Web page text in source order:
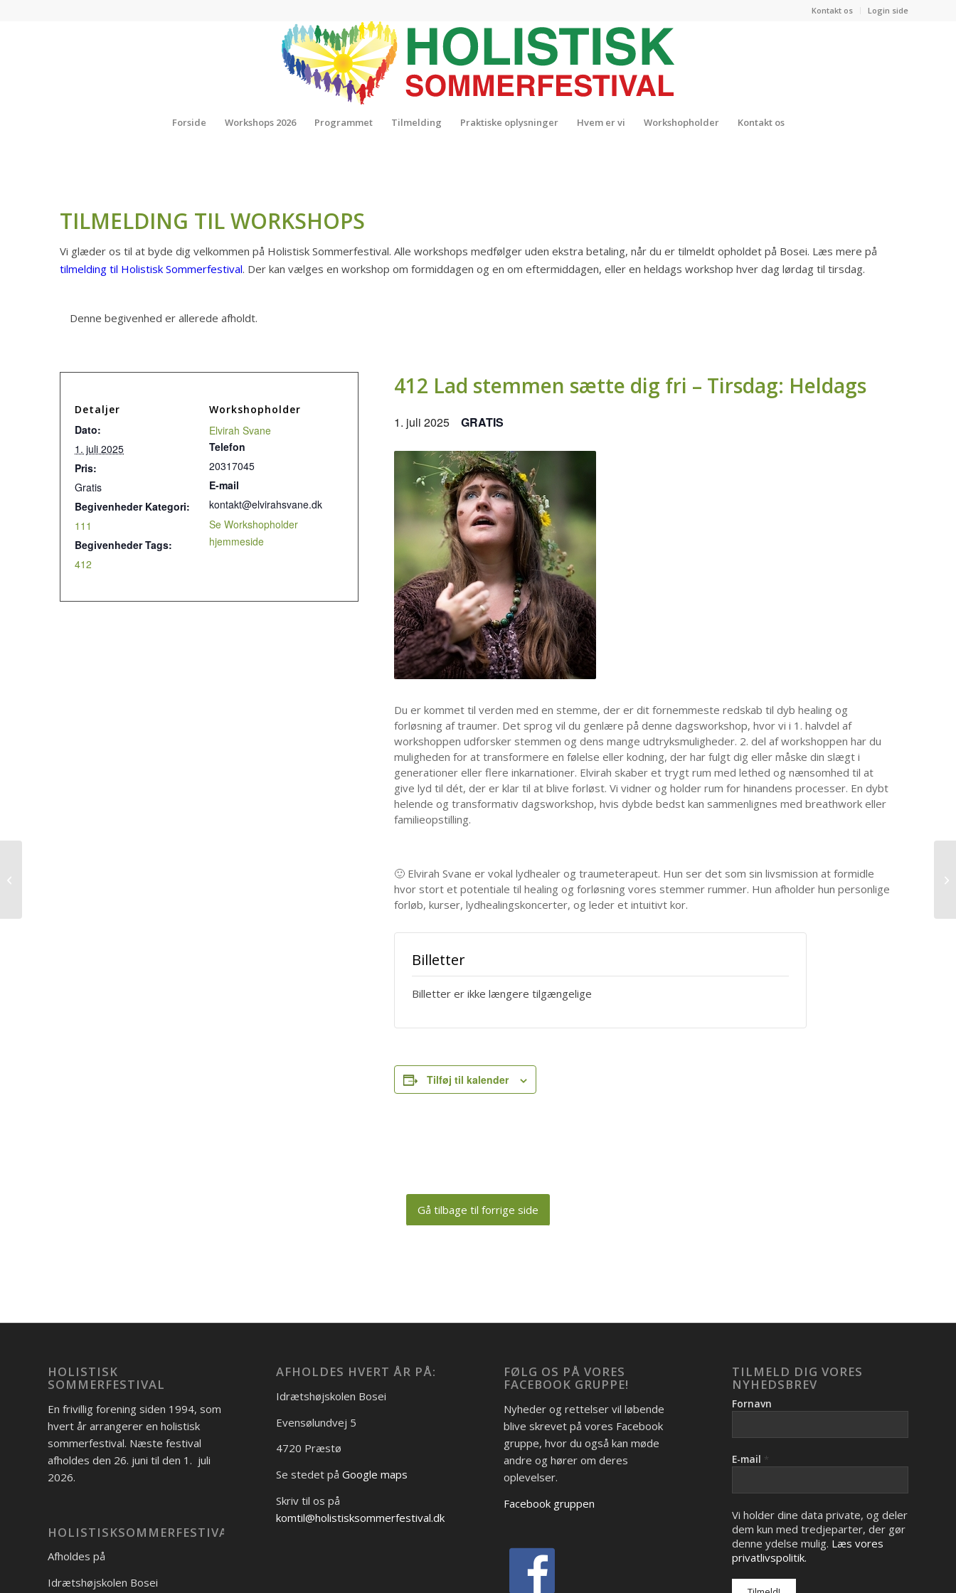
Kontakt os Login side
Forside Workshops 2026 Programmet Tilmelding Praktiske oplysninger Hvem er vi Workshopholder Kontakt os
TILMELDING TIL WORKSHOPS
Vi glæder os til at byde dig velkommen på Holistisk Sommerfestival. Alle workshops medfølger uden ekstra betaling, når du er tilmeldt opholdet på Bosei. Læs mere på
tilmelding til Holistisk Sommerfestival. Der kan vælges en workshop om formiddagen og en om eftermiddagen, eller en heldags workshop hver dag lørdag til tirsdag.
Denne begivenhed er allerede afholdt.
412 Lad stemmen sætte dig fri – Tirsdag: Heldags
1. juli 2025 GRATIS
Du er kommet til verden med en stemme, der er dit fornemmeste redskab til dyb healing og
forløsning af traumer. Det sprog vil du genlære på denne dagsworkshop, hvor vi i 1. halvdel af
workshoppen udforsker stemmen og dens mange udtryksmuligheder. 2. del af workshoppen har du
muligheden for at transformere en følelse eller kodning, der har fulgt dig eller måske din slægt i
generationer eller flere inkarnationer. Elvirah skaber et trygt rum med lethed og nænsomhed til at
give lyd til dét, der er klar til at blive forløst. Vi vidner og holder rum for hinandens processer. En dybt
helende og transformativ dagsworkshop, hvis dybde bedst kan sammenlignes med breathwork eller
familieopstilling.
🙂 Elvirah Svane er vokal lydhealer og traumeterapeut. Hun ser det som sin livsmission at formidle
hvor stort et potentiale til healing og forløsning vores stemmer rummer. Hun afholder hun personlige
forløb, kurser, lydhealingskoncerter, og leder et intuitivt kor.
Billetter
Billetter er ikke længere tilgængelige
Tilføj til kalender
Detaljer
Dato:
1. juli 2025
Pris:
Gratis
Begivenheder Kategori:
111
Begivenheder Tags:
412
Workshopholder
Elvirah Svane
Telefon
20317045
E-mail
kontakt@elvirahsvane.dk
Se Workshopholder
hjemmeside
Gå tilbage til forrige side
HOLISTISK
SOMMERFESTIVAL
En frivillig forening siden 1994, som
hvert år arrangerer en holistisk
sommerfestival. Næste festival
afholdes den 26. juni til den 1. juli
2026.
HOLISTISKSOMMERFESTIVAL
Afholdes på
Idrætshøjskolen Bosei
AFHOLDES HVERT ÅR PÅ:
Idrætshøjskolen Bosei
Evensølundvej 5
4720 Præstø
Se stedet på Google maps
Skriv til os på
komtil@holistisksommerfestival.dk
FØLG OS PÅ VORES
FACEBOOK GRUPPE!
Nyheder og rettelser vil løbende
blive skrevet på vores Facebook
gruppe, hvor du også kan møde
andre og hører om deres
oplevelser.
Facebook gruppen
TILMELD DIG VORES
NYHEDSBREV
Fornavn
E-mail *
Vi holder dine data private, og deler
dem kun med tredjeparter, der gør
denne ydelse mulig. Læs vores
privatlivspolitik.